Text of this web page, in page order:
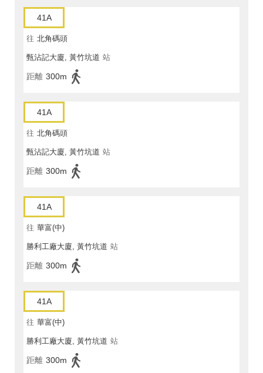
41A
往 北角碼頭
甄沾記大廈, 黃竹坑道 站
距離 300m
41A
往 北角碼頭
甄沾記大廈, 黃竹坑道 站
距離 300m
41A
往 華富(中)
勝利工廠大廈, 黃竹坑道 站
距離 300m
41A
往 華富(中)
勝利工廠大廈, 黃竹坑道 站
距離 300m